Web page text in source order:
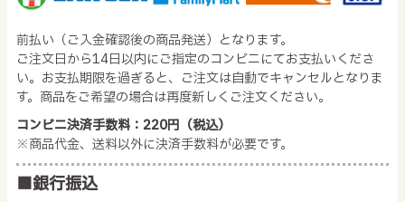
前払い（ご入金確認後の商品発送）となります。
ご注文日から14日以内にご指定のコンビニにてお支払いくださ
い。お支払期限を過ぎると、ご注文は自動でキャンセルとなりま
す。商品をご希望の場合は再度新しくご注文ください。
コンビニ決済手数料：220円（税込）
※商品代金、送料以外に決済手数料が必要です。
■銀行振込